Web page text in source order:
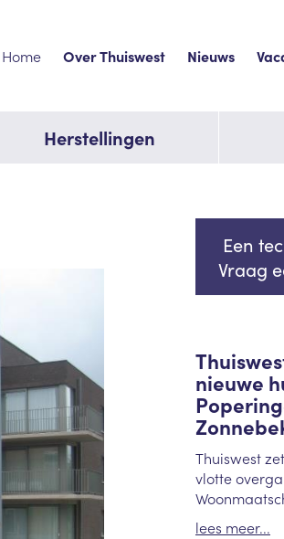
Home Over Thuiswest Nieuws
Herstellingen
Een
Vraag
nieuwe
Thuiswest
vlotte
lees meer...